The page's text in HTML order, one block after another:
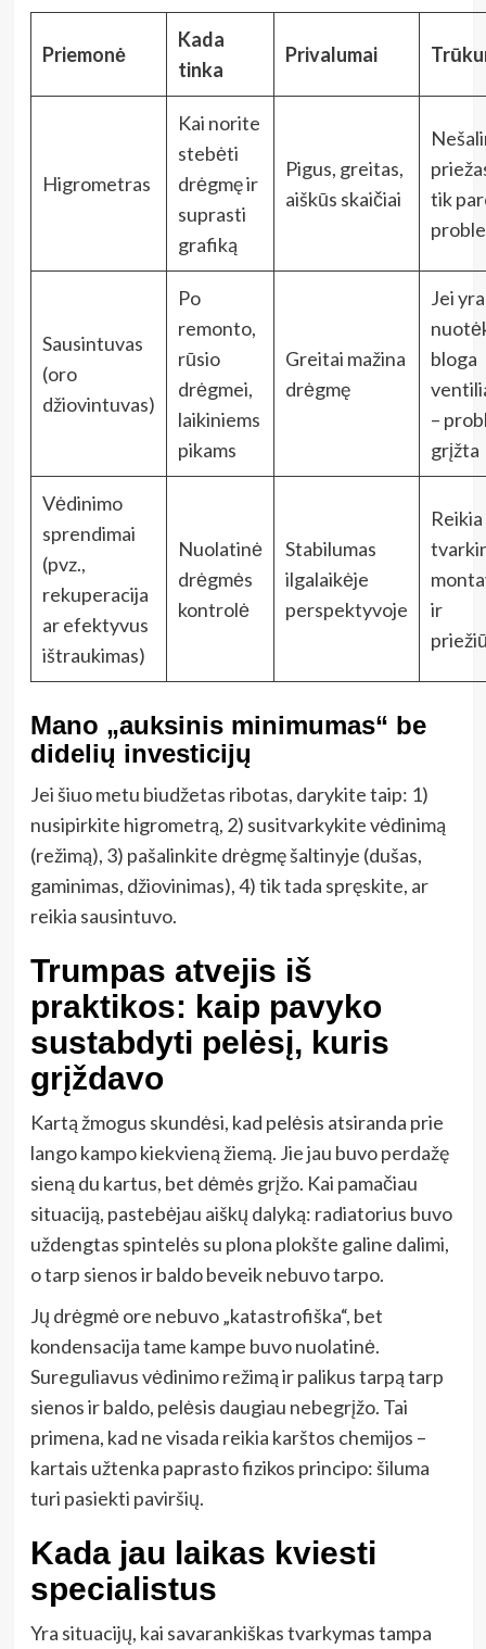
Priemonė
Kada
tinka
Privalumai
Higrometras
Kai norite
stebėti
drėgmę ir
suprasti
grafiką
Pigus, greitas,
aiškūs skaičiai
tik
Sausintuvas
(oro
džiovintuvas)
Po
remonto,
rūsio
drėgmei,
laikiniems
pikams
Greitai mažina
drėgmę
Jei yra
bloga
–
grįžta
Vėdinimo
sprendimai
(pvz.,
rekuperacija
ar efektyvus
ištraukimas)
Nuolatinė
drėgmės
kontrolė
Stabilumas
ilgalaikėje
perspektyvoje
Reikia
ir
Mano „auksinis minimumas“ be
didelių investicijų
Jei šiuo metu biudžetas ribotas, darykite taip: 1)
nusipirkite higrometrą, 2) susitvarkykite vėdinimą
(režimą), 3) pašalinkite drėgmę šaltinyje (dušas,
gaminimas, džiovinimas), 4) tik tada spręskite, ar
reikia sausintuvo.
Trumpas atvejis iš
praktikos: kaip pavyko
sustabdyti pelėsį, kuris
grįždavo
Kartą žmogus skundėsi, kad pelėsis atsiranda prie
lango kampo kiekvieną žiemą. Jie jau buvo perdažę
sieną du kartus, bet dėmės grįžo. Kai pamačiau
situaciją, pastebėjau aiškų dalyką: radiatorius buvo
uždengtas spintelės su plona plokšte galine dalimi,
o tarp sienos ir baldo beveik nebuvo tarpo.
Jų drėgmė ore nebuvo „katastrofiška“, bet
kondensacija tame kampe buvo nuolatinė.
Sureguliavus vėdinimo režimą ir palikus tarpą tarp
sienos ir baldo, pelėsis daugiau nebegrįžo. Tai
primena, kad ne visada reikia karštos chemijos –
kartais užtenka paprasto fizikos principo: šiluma
turi pasiekti paviršių.
Kada jau laikas kviesti
specialistus
Yra situacijų, kai savarankiškas tvarkymas tampa